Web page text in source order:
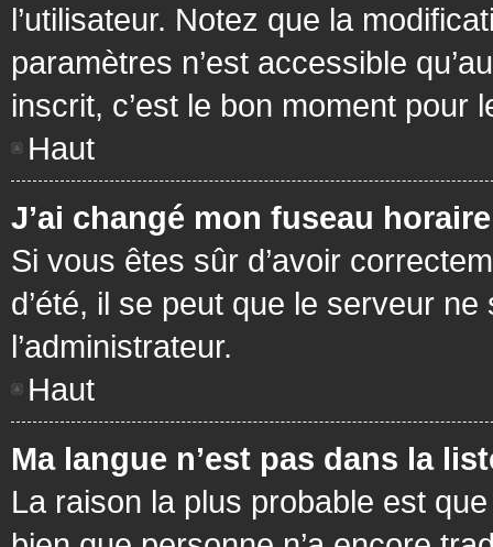
l’utilisateur. Notez que la
paramètres n’est accessible
inscrit, c’est le bon moment pour
Haut
J’ai changé mon fuseau
Si vous êtes sûr d’avoir
d’été, il se peut que le serveur
l’administrateur.
Haut
Ma langue n’est pas dans la
La raison la plus probable est